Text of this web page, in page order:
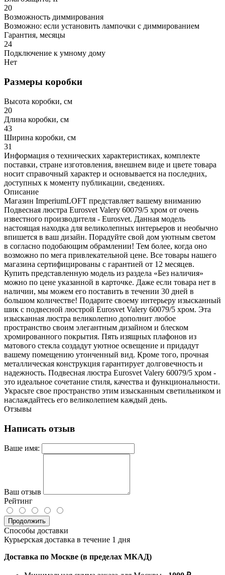
20
Возможность диммирования
Возможно: если установить лампочки с диммированием
Гарантия, месяцы
24
Подключение к умному дому
Нет
Размеры коробки
Высота коробки, см
20
Длина коробки, см
43
Ширина коробки, см
31
Информация о технических характеристиках, комплекте
поставки, стране изготовления, внешнем виде и цвете товара
носит справочный характер и основывается на последних,
доступных к моменту публикации, сведениях.
Описание
Магазин ImperiumLOFT представляет вашему вниманию
Подвесная люстра Eurosvet Valery 60079/5 хром от очень
известного производителя - Eurosvet. Данная модель
настоящая находка для великолепных интерьеров и необычно
впишется в ваш дизайн. Порадуйте свой дом уютным светом
в согласно подобающим обрамлении! Тем более, когда оно
возможно по мега привлекательной цене. Все товары нашего
магазина сертифицированы с гарантией от 12 месяцев.
Купить представленную модель из раздела «Без наличия»
можно по цене указанной в карточке. Даже если товара нет в
наличии, мы можем его поставить в течении 30 дней в
большом количестве! Подарите своему интерьеру изысканный
шик с подвесной люстрой Eurosvet Valery 60079/5 хром. Эта
изысканная люстра великолепно дополнит любое
пространство своим элегантным дизайном и блеском
хромированного покрытия. Пять изящных плафонов из
матового стекла создадут уютное освещение и придадут
вашему помещению утонченный вид. Кроме того, прочная
металлическая конструкция гарантирует долговечность и
надежность. Подвесная люстра Eurosvet Valery 60079/5 хром -
это идеальное сочетание стиля, качества и функциональности.
Украсьте свое пространство этим изысканным светильником и
наслаждайтесь его великолепием каждый день.
Отзывы
Написать отзыв
Ваше имя:
Ваш отзыв
Рейтинг
Продолжить
Способы доставки
Курьерская доставка в течение 1 дня
Доставка по Москве (в пределах МКАД)